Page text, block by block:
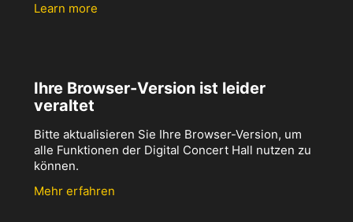
Learn more
Ihre Browser-Version ist leider
veraltet
Bitte aktualisieren Sie Ihre Browser-Version, um
alle Funktionen der Digital Concert Hall nutzen zu
können.
Mehr erfahren